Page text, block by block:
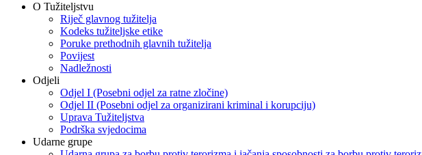
O Tužiteljstvu
Riječ glavnog tužitelja
Kodeks tužiteljske etike
Poruke prethodnih glavnih tužitelja
Povijest
Nadležnosti
Odjeli
Odjel I (Posebni odjel za ratne zločine)
Odjel II (Posebni odjel za organizirani kriminal i korupciju)
Uprava Tužiteljstva
Podrška svjedocima
Udarne grupe